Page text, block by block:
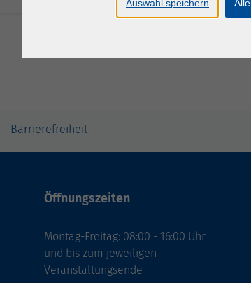
Barrierefreiheit
Öffnungszeiten
Montag-Freitag: 08:00 - 16:00 Uhr
und bis zum jeweiligen
Veranstaltungsende
Auswahl speichern